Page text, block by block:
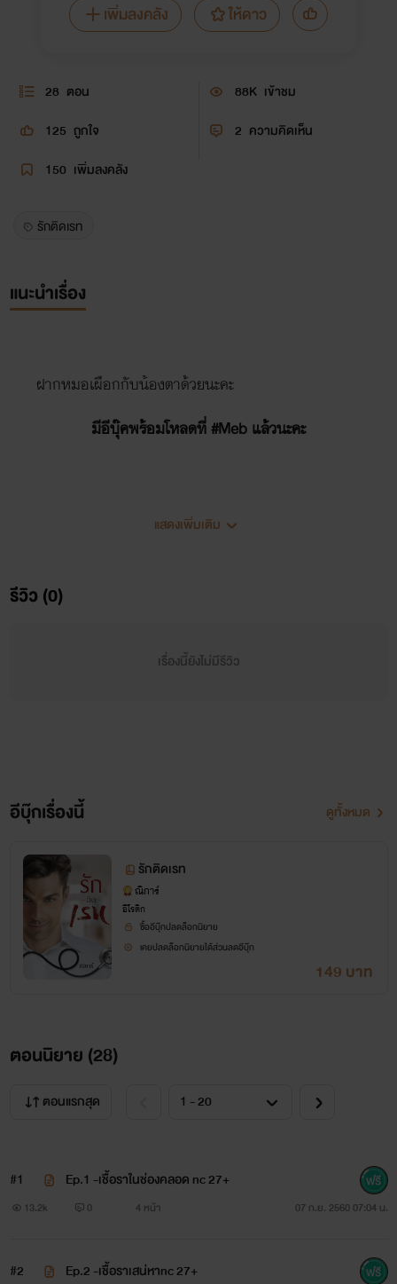
เพิ่มลงคลัง
ให้ดาว
28 ตอน 88K เข้าชม
125 ถูกใจ 2 ความคิดเห็น
150 เพิ่มลงคลัง
รักติดเรท
แนะนำเรื่อง
ฝากหมอเผือกกับน้องตาด้วยนะคะ
มีอีบุ๊คพร้อมโหลดที่ #Meb แล้วนะคะ
ณิการ์
www.mebmarket.com
“อา! จิ๋มสวยแล้วต้องขอบคุณหมอยังไงครับ ไหนแยกจิ๋มก
ว้าง ๆ ให้พี่เผือกอีกทีหน่อยครับ”เขาหมอสูตินรีเวช นามว่า นภ
สินธุ์ เป็นหมอที่ขยันทำงานและขยันทำรักในเวลาเดียวกันส่วนเธอ
ความบันเทิงจึงเกิดขึ้นระหว่างหมอสูตินรีเวชจอมหื่นกับคนป่วย
แบบไม่ได้ตั้งใจให้ป่วยจึงเกิดขึ้นปล.นิยายเรื่องนี้อาจมีคำหยาบ
นิยายเราจึงใส่ลงไปเพื่อความสมบูรณ์แบบค่ะ
แสดงเพิ่มเติม
รีวิว (0)
เรื่องนี้ยังไม่มีรีวิว
อีบุ๊กเรื่องนี้ ดูทั้งหมด
รักติดเรท
ณิการ์
อีโรติก
ซื้ออีบุ๊กปลดล็อกนิยาย
เคยปลดล็อกนิยายได้ส่วนลดอีบุ๊ก
149 บาท
ตอนนิยาย (28)
ตอนแรกสุด
#1 Ep.1 -เชื้อราในช่องคลอด nc 27+
13.2k 0 4 หน้า 07 ก.ย. 2560 07:04 น.
#2 Ep.2 -เชื้อราเสน่หาnc 27+